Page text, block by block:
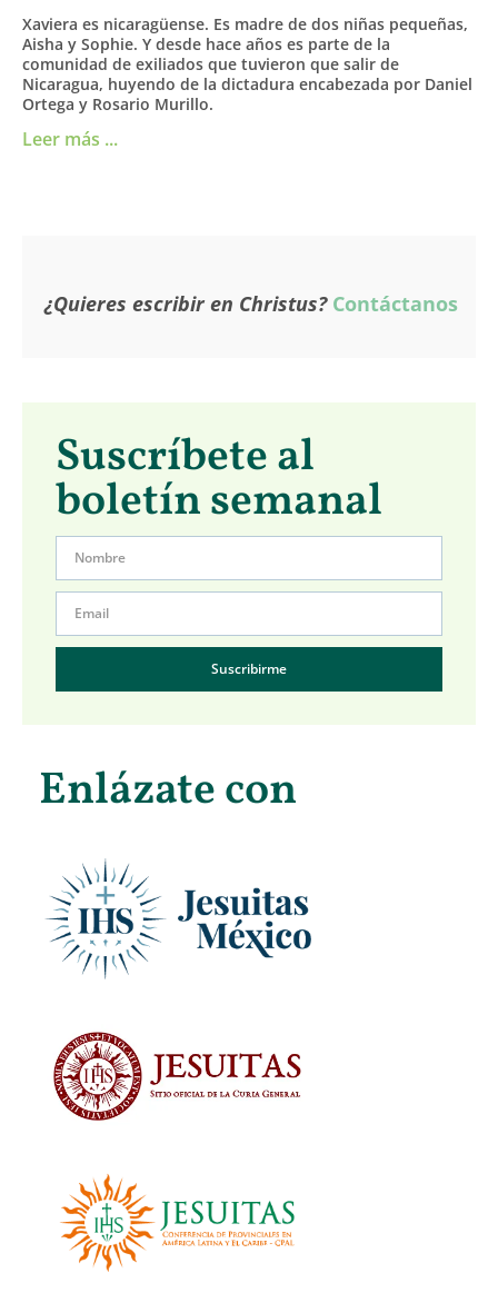
Xaviera es nicaragüense. Es madre de dos niñas pequeñas,
Aisha y Sophie. Y desde hace años es parte de la
comunidad de exiliados que tuvieron que salir de
Nicaragua, huyendo de la dictadura encabezada por Daniel
Ortega y Rosario Murillo.
Leer más ...
¿Quieres escribir en Christus? Contáctanos
Suscríbete al
boletín semanal
Suscribirme
Enlázate con